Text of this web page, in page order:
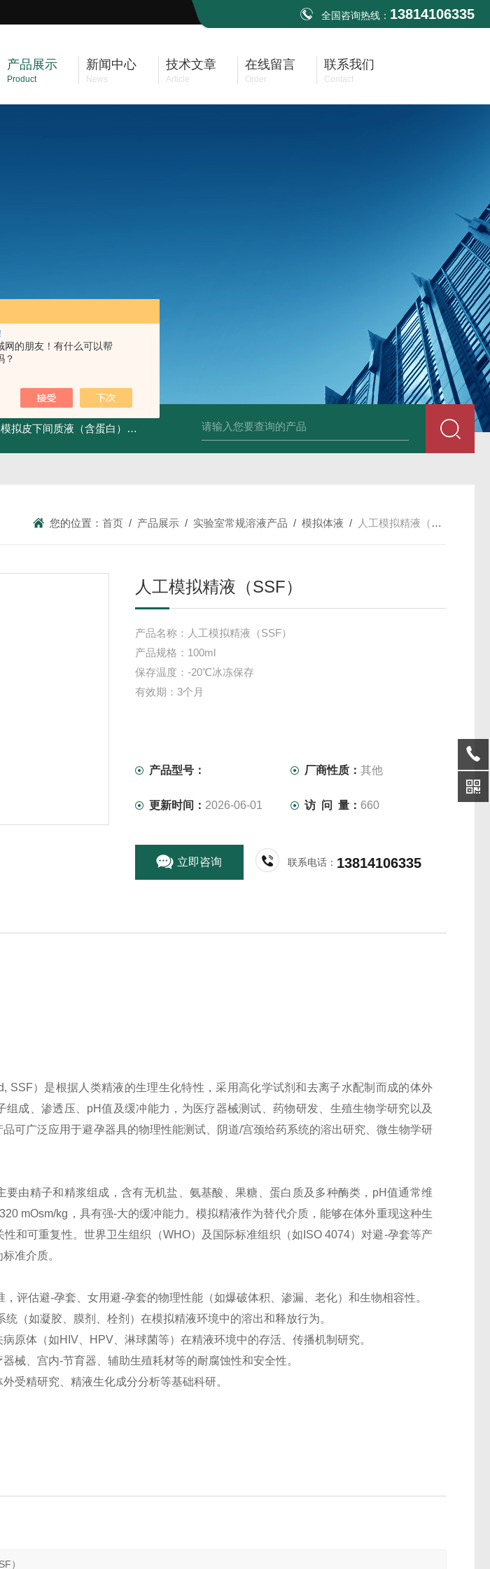
网的朋友！有什么可以帮
？
全国咨询热线： 13814106335
产品展示
Product
新闻中心
News
技术文章
Article
在线留言
Order
联系我们
Contact
拟皮下间质液（含蛋白） FITC标记小鼠抗His tag 组织细胞固定液（8％，PFA） 总胆汁酸（TBA）质
您的位置：首页 / 产品展示 / 实验室常规溶液产品 /模拟体液 / 人工模拟精液（SSF）
人工模拟精液（SSF）
产品名称：人工模拟精液（SSF）
产品规格：100ml
保存温度：-20℃冰冻保存
有效期：3个月
产品型号： 厂商性质：其他
更新时间： 2026-06-01 访 问 量： 660
立即咨询 联系电话： 13814106335
SSF）是根据人类精液的生理生化特性，采用高化学试剂和去离子水配制而成的体外
成、渗透压、 pH值及缓冲能力，为医疗器械测试、药物研发、生殖生物学研究以及
可广泛应用于避孕器具的物理性能测试、阴道/宫颈给药系统的溶出研究、微生物学研
要由精子和精浆组成，含有无机盐、氨基酸、果糖、蛋白质及多种酶类， pH值通常维
320 mOsm/kg ，具有强-大的缓冲能力。模拟精液作为替代介质，能够在体外重现这种生
和可重复性。世界卫生组织（WHO）及国际标准组织（如 ISO 4074）对避-孕套等产
准介质。
，评估避-孕套、女用避-孕套的物理性能（如爆破体积、渗漏、老化）和生物相容性。
统（如凝胶、膜剂、栓剂）在模拟精液环境中的溶出和释放行为。
原体（如HIV HPV 、淋球菌等）在精液环境中的存活、传播机制研究。
械、宫内-节育器、辅助生殖耗材等的耐腐蚀性和安全性。
受精研究、精液生化成分分析等基础科研。